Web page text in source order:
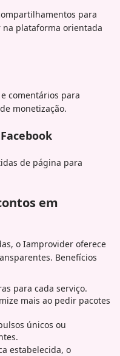
para
plataforma orientada
comentários para
monetização.
de página para
em
o Iamprovider oferece
Benefícios
para cada serviço.
mais ao pedir pacotes
únicos ou
estabelecida, o